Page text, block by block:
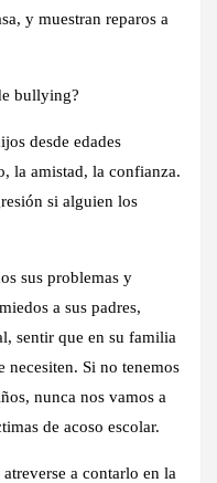
y muestran reparos a
bullying?
desde edades
la amistad, la confianza.
si alguien los
sus problemas y
a sus padres,
sentir que en su familia
necesiten. Si no tenemos
nunca nos vamos a
de acoso escolar.
a contarlo en la